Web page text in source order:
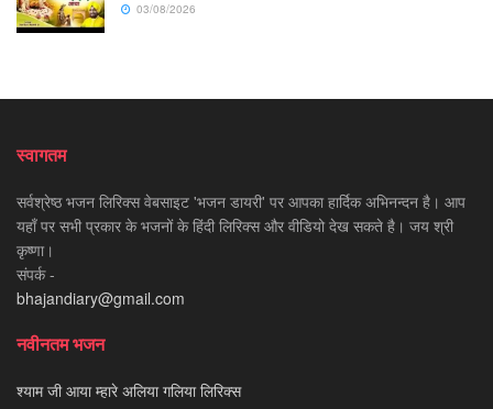
03/08/2026
स्वागतम
सर्वश्रेष्ठ भजन लिरिक्स वेबसाइट 'भजन डायरी' पर आपका हार्दिक अभिनन्दन है। आप
यहाँ पर सभी प्रकार के भजनों के हिंदी लिरिक्स और वीडियो देख सकते है। जय श्री
कृष्णा।
संपर्क -
bhajandiary@gmail.com
नवीनतम भजन
श्याम जी आया म्हारे अलिया गलिया लिरिक्स